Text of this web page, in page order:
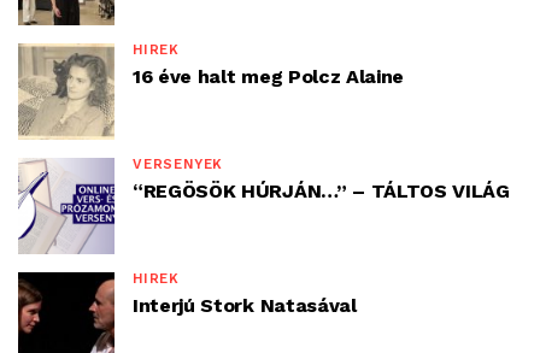
HÍREK
16 éve halt meg Polcz Alaine
VERSENYEK
“REGÖSÖK HÚRJÁN…” – TÁLTOS VILÁG
HÍREK
Interjú Stork Natasával